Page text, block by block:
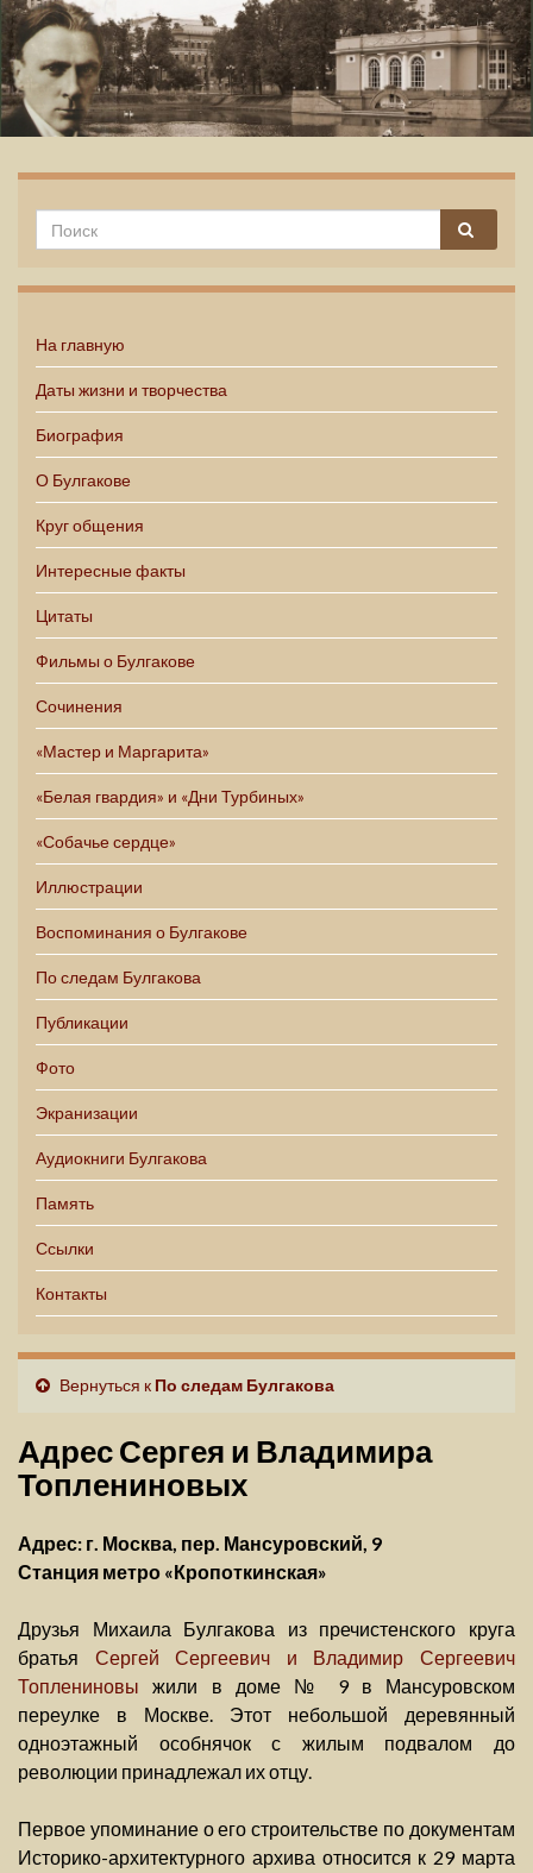
На главную
Даты жизни и творчества
Биография
О Булгакове
Круг общения
Интересные факты
Цитаты
Фильмы о Булгакове
Сочинения
«Мастер и Маргарита»
«Белая гвардия» и «Дни Турбиных»
«Собачье сердце»
Иллюстрации
Воспоминания о Булгакове
По следам Булгакова
Публикации
Фото
Экранизации
Аудиокниги Булгакова
Память
Ссылки
Контакты
Вернуться к По следам Булгакова
Адрес Сергея и Владимира
Топлениновых
Адрес: г. Москва, пер. Мансуровский, 9
Станция метро «Кропоткинская»
Друзья Михаила Булгакова из пречистенского круга
братья Сергей Сергеевич и Владимир Сергеевич
Топлениновы жили в доме № 9 в Мансуровском
переулке в Москве. Этот небольшой деревянный
одноэтажный особнячок с жилым подвалом до
революции принадлежал их отцу.
Первое упоминание о его строительстве по документам
Историко-архитектурного архива относится к 29 марта